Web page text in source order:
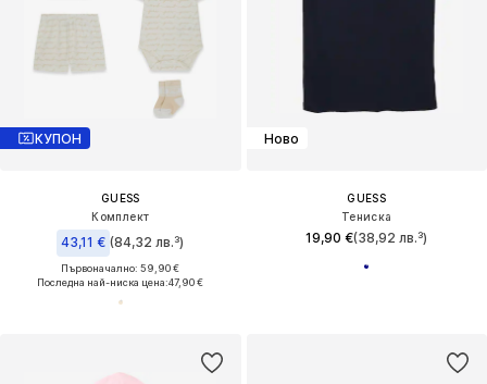
КУПОН
GUESS
Комплект
43,11 € (84,32 лв.³)
Първоначално: 59,90 €
Последна най-ниска цена:47,90 €
Ново
GUESS
Тениска
19,90 €(38,92 лв.³)